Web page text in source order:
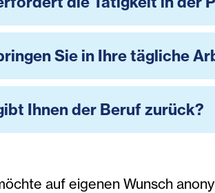
Sie in Ihre tägliche
Ihnen der Beruf zurück?
auf eigenen Wunsch